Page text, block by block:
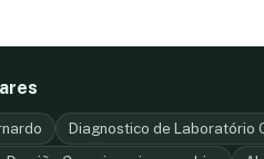
Diagnostico de Laboratório